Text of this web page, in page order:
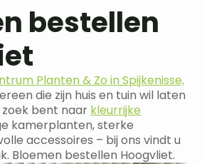
bestellen
Planten & Zo in Spijkenisse,
die zijn huis en tuin wil laten
bent naar kleurrijke
kamerplanten, sterke
accessoires – bij ons vindt u
Bloemen bestellen Hoogvliet.